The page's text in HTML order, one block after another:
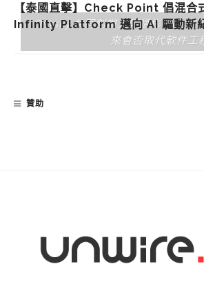
Oursky 共同創辦人鄭斌彬 Ben 分
來會否取代軟件工
【泰國直擊】Check Point 倡混合
Infinity Platform 邁向 AI 驅動新
贊助